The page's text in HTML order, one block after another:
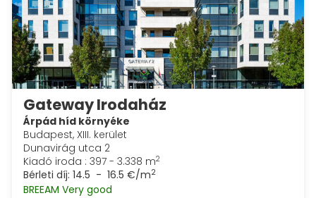
Gateway Irodaház
Árpád híd környéke
Budapest, XIII. kerület
Dunavirág utca 2
Kiadó iroda : 397 - 3.338 m2
Bérleti díj: 14.5 - 16.5 €/m2
BREEAM Very good